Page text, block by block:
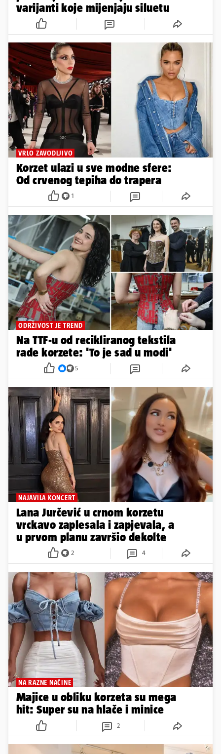
varijanti koje mijenjaju siluetu
VRLO ZAVODLJIVO
Korzet ulazi u sve modne sfere:
Od crvenog tepiha do trapera
1
ODRŽIVOST JE TREND
Na TTF-u od recikliranog tekstila
rade korzete: 'To je sad u modi'
5
NAJAVILA KONCERT
Lana Jurčević u crnom korzetu
vrckavo zaplesala i zapjevala, a
u prvom planu završio dekolte
2 4
NA RAZNE NAČINE
Majice u obliku korzeta su mega
hit: Super su na hlače i minice
2